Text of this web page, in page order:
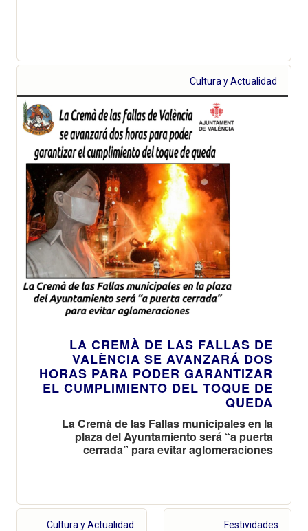
Cultura y Actualidad
LA CREMÀ DE LAS FALLAS DE
VALÈNCIA SE AVANZARÁ DOS
HORAS PARA PODER GARANTIZAR
EL CUMPLIMIENTO DEL TOQUE DE
QUEDA
La Cremà de las Fallas municipales en la
plaza del Ayuntamiento será “a puerta
cerrada” para evitar aglomeraciones
Cultura y Actualidad Festividades